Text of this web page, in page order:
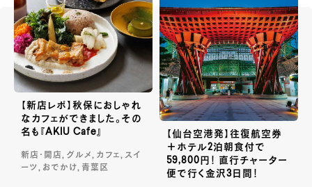
【新店レポ】秋保におしゃれ
なカフェができました。その
名も『AKIU Cafe』
新店・開店, グルメ, カフェ, スイ
ーツ, おでかけ, 青葉区
【仙台空港発】往復航空券
＋ホテル2泊朝食付で
59,800円！ 直行チャーター
便で行く金沢3日間！